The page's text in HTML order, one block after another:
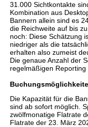
31.000 Sichtkontakte
Kombination aus
Bannern allein sind es
die Reichweite auf bis
noch: Diese Schätzung
niedriger als die
erhalten also zumeist
Die genaue Anzahl der
regelmäßigen Reporting
Die Kapazität für die
sind ab sofort möglich.
zwölfmonatige Flatrate
Flatrate der 23. März